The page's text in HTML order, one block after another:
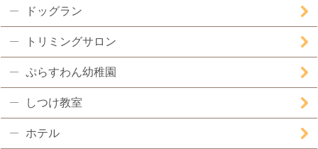
ドッグラン
トリミングサロン
ぷらすわん幼稚園
しつけ教室
ホテル